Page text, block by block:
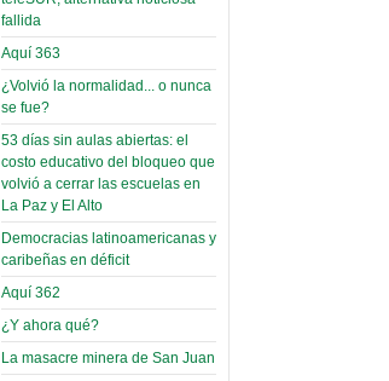
presentarán en la UMSA
Jueves, 14 Septiembre 2023
Leer Más...
Carrera de Geografía realiza
Segundo Congreso Nacional
Viernes, 14 Octubre 2022
Leer Más...
Docentes y estudiantes de
Trabajo Social de la UMSA
elegirán directora
Viernes, 14 Octubre 2022
Leer Más...
“Tuna Femenina San Andrés”
toca y canta con coraje
Miércoles, 14 Septiembre 2022
hospitales
prefabricados en
la que no tuvo
participación;
más de 24 horas
después rectifica
parcialmente
El Infamatorio
Miércoles, 09 Diciembre 2020
Read more...
Interpretación
de un álbum de
narco-fotos
fallida
Aquí 363
¿Volvió la normalidad... o nunca
se fue?
53 días sin aulas abiertas: el
costo educativo del bloqueo que
volvió a cerrar las escuelas en
La Paz y El Alto
Democracias latinoamericanas y
caribeñas en déficit
Aquí 362
¿Y ahora qué?
La masacre minera de San Juan